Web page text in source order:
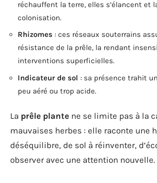
réchauffent la terre, elles s’élancent et
colonisation.
Rhizomes : ces réseaux souterrains
résistance de la prêle, la rendant
interventions superficielles.
Indicateur de sol : sa présence trahit
peu aéré ou trop acide.
La prêle plante ne se limite pas à la
mauvaises herbes : elle raconte une
déséquilibre, de sol à réinventer,
observer avec une attention nouvelle.